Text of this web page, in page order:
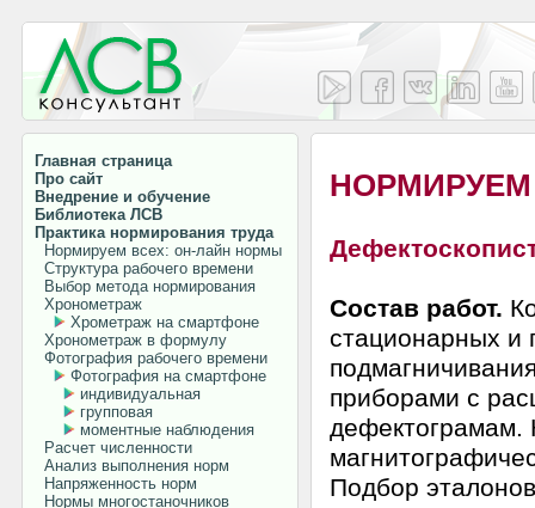
Главная страница
Про сайт
Внедрение и обучение
Библиотека ЛСВ
Практика нормирования труда
Нормируем всех: он-лайн нормы
Структура рабочего времени
Выбор метода нормирования
Хронометраж
Хрометраж на смартфоне
Хронометраж в формулу
Фотография рабочего времени
Фотография на смартфоне
индивидуальная
групповая
моментные наблюдения
Расчет численности
Анализ выполнения норм
Напряженность норм
Нормы многостаночников
Состав работ.
стационарных и
приборами с
дефектограмам.
Подбор